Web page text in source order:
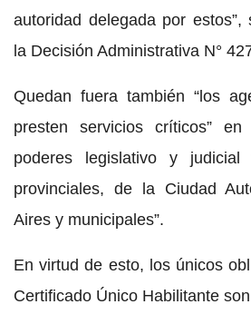
autoridad delegada por estos”,
la Decisión Administrativa N°
Quedan fuera también “los
presten servicios críticos”
poderes legislativo y
provinciales, de la Ciudad
Aires y municipales”.
En virtud de esto, los únicos
Certificado Único Habilitante